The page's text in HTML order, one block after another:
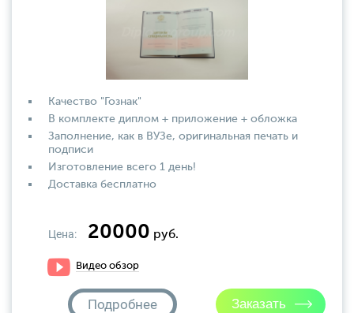
Качество "Гознак"
В комплекте диплом + приложение + обложка
Заполнение, как в ВУЗе, оригинальная печать и
подписи
Изготовление всего 1 день!
Доставка бесплатно
Цена: 20000 руб.
Видео обзор
Подробнее